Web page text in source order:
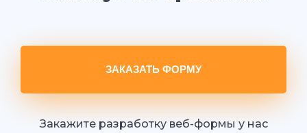
ЗАКАЗАТЬ ФОРМУ
Закажите разработку веб-формы у нас